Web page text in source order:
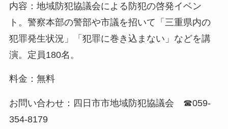
内容：地域防犯協議会による防犯の啓発イベン
ト。警察本部の警部や市議を招いて「三重県内の
犯罪発生状況」「犯罪に巻き込まない」などを講
演。定員180名。
料金：無料
お問い合わせ：四日市市地域防犯協議会 ☎059-
354-8179